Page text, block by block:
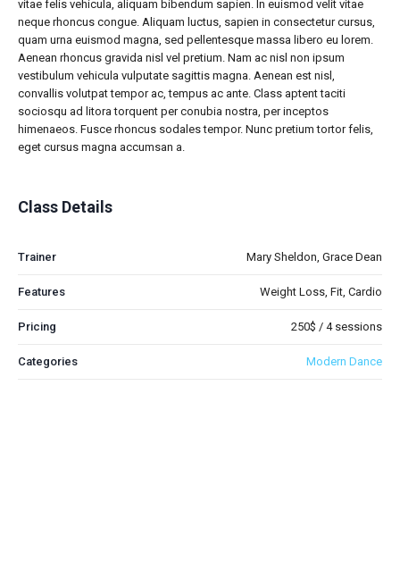
vitae felis vehicula, aliquam bibendum sapien. In euismod velit vitae
neque rhoncus congue. Aliquam luctus, sapien in consectetur cursus,
quam urna euismod magna, sed pellentesque massa libero eu lorem.
Aenean rhoncus gravida nisl vel pretium. Nam ac nisl non ipsum
vestibulum vehicula vulputate sagittis magna. Aenean est nisl,
convallis volutpat tempor ac, tempus ac ante. Class aptent taciti
sociosqu ad litora torquent per conubia nostra, per inceptos
himenaeos. Fusce rhoncus sodales tempor. Nunc pretium tortor felis,
eget cursus magna accumsan a.
Class Details
Trainer Mary Sheldon, Grace Dean
Features Weight Loss, Fit, Cardio
Pricing 250$ / 4 sessions
Categories Modern Dance